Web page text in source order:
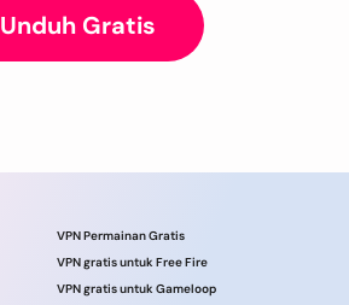
Unduh Gratis
VPN Permainan Gratis
VPN gratis untuk Free Fire
VPN gratis untuk Gameloop